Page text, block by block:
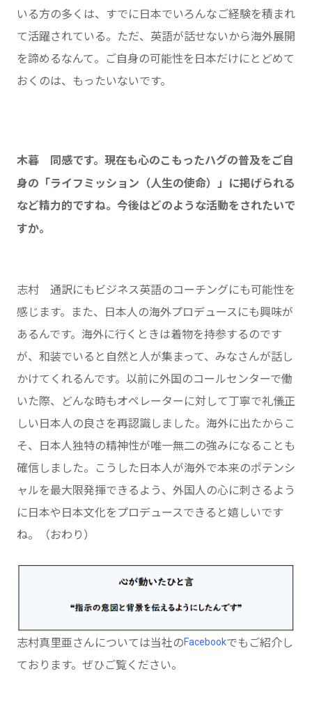
いる方の多くは、すでに日本でいろんなご経験を積まれ
て活躍されている。ただ、英語が話せないから海外展開
を諦めるなんて。ご自身の可能性を日本だけにとどめて
おくのは、もったいないです。
木暮 同感です。現在も心のこもったハグの普及をご自
身の「ライフミッション（人生の使命）」に掲げられる
など精力的ですね。今後はどのような活動をされたいで
すか。
志村 通訳にもビジネス英語のコーチングにも可能性を
感じます。また、日本人の海外プロデュースにも興味が
あるんです。海外に行くときは着物を持参するのです
が、和装でいると自然と人が集まって、みなさんが話し
かけてくれるんです。以前に外国のコールセンターで働
いた際、どんな時もオペレーターに対して丁寧で礼儀正
しい日本人の良さを再認識しました。海外に出たからこ
そ、日本人独特の精神性が唯一無二の強みになることも
確信しました。こうした日本人が海外で本来のポテンシ
ャルを最大限発揮できるよう、外国人の心に刺さるよう
に日本や日本文化をプロデュースできると嬉しいです
ね。（おわり）
志村真里亜さんについては当社のFacebookでもご紹介し
ております。ぜひご覧ください。